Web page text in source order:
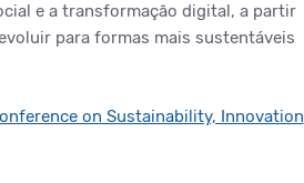
e a transformação digital, a partir
para formas mais sustentáveis
on Sustainability, Innovation